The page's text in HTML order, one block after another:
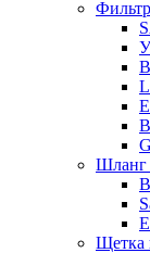
Шланг
Щетка